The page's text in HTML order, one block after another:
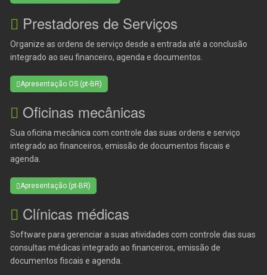
Prestadores de Serviços
Organize as ordens de serviço desde a entrada até a conclusão
integrado ao seu financeiro, agenda e documentos.
Apresentação OS (pt-BR)
Oficinas mecânicas
Sua oficina mecânica com controle das suas ordens e serviço
integrado ao financeiros, emissão de documentos fiscais e
agenda.
Apresentação (pt-BR)
Clínicas médicas
Software para gerenciar a suas atividades com controle das suas
consultas médicas integrado ao financeiros, emissão de
documentos fiscais e agenda.